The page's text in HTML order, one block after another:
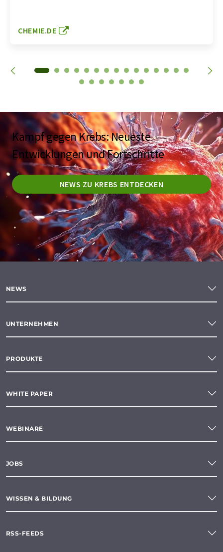
CHEMIE.DE
Kampf gegen Krebs: Neueste
Entwicklungen und Fortschritte
NEWS ZU KREBS ENTDECKEN
NEWS
UNTERNEHMEN
PRODUKTE
WHITE PAPER
WEBINARE
JOBS
WISSEN & BILDUNG
RSS-FEEDS